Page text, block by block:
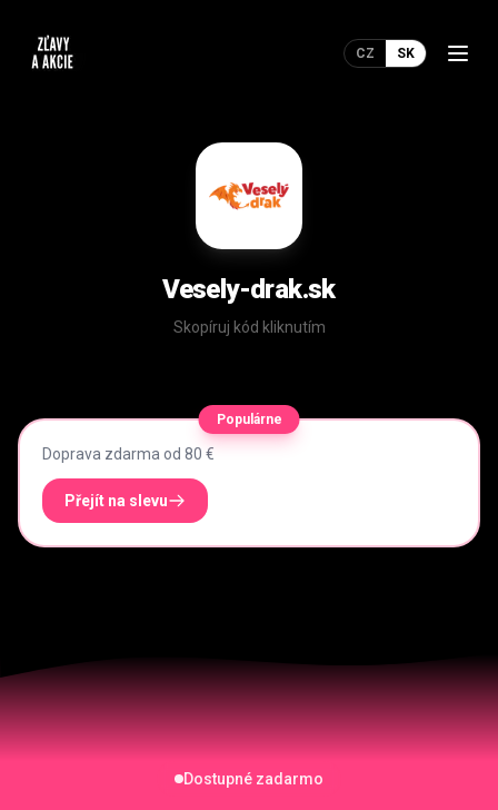
CZ SK
Vesely-drak.sk
Skopíruj kód kliknutím
Populárne
Doprava zdarma od 80 €
Přejít na slevu
Dostupné zadarmo